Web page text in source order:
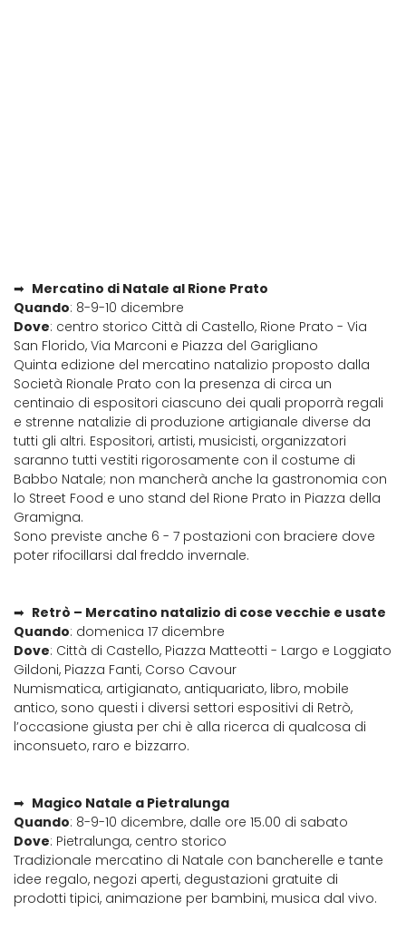
➡ Mercatino di Natale al Rione Prato
Quando: 8-9-10 dicembre
Dove: centro storico Città di Castello, Rione Prato - Via
San Florido, Via Marconi e Piazza del Garigliano
Quinta edizione del mercatino natalizio proposto dalla
Società Rionale Prato con la presenza di circa un
centinaio di espositori ciascuno dei quali proporrà regali
e strenne natalizie di produzione artigianale diverse da
tutti gli altri. Espositori, artisti, musicisti, organizzatori
saranno tutti vestiti rigorosamente con il costume di
Babbo Natale; non mancherà anche la gastronomia con
lo Street Food e uno stand del Rione Prato in Piazza della
Gramigna.
Sono previste anche 6 - 7 postazioni con braciere dove
poter rifocillarsi dal freddo invernale.
➡ Retrò – Mercatino natalizio di cose vecchie e usate
Quando: domenica 17 dicembre
Dove: Città di Castello, Piazza Matteotti - Largo e Loggiato
Gildoni, Piazza Fanti, Corso Cavour
Numismatica, artigianato, antiquariato, libro, mobile
antico, sono questi i diversi settori espositivi di Retrò,
l’occasione giusta per chi è alla ricerca di qualcosa di
inconsueto, raro e bizzarro.
➡ Magico Natale a Pietralunga
Quando: 8-9-10 dicembre, dalle ore 15.00 di sabato
Dove: Pietralunga, centro storico
Tradizionale mercatino di Natale con bancherelle e tante
idee regalo, negozi aperti, degustazioni gratuite di
prodotti tipici, animazione per bambini, musica dal vivo.